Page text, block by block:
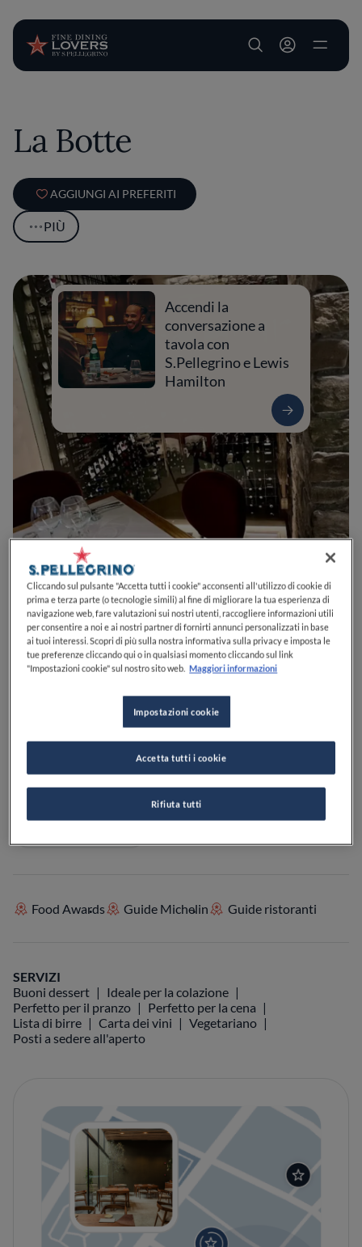
User account
La Botte
AGGIUNGI AI PREFERITI
PIÙ
0 0 0 0 0
Accendi la
conversazione a
tavola con
S.Pellegrino e Lewis
Hamilton
Via Giuseppe Garibaldi, 828838StresaVBItalia
VEDI SULLA MAPPA
Food Awards Guide Michelin Guide ristoranti
SERVIZI
Buoni dessert
Ideale per la colazione
Perfetto per il pranzo
Perfetto per la cena
Lista di birre
Carta dei vini
Vegetariano
Posti a sedere all'aperto
Cliccando sul pulsante "Accetta tutti i cookie" acconsenti all'utilizzo di cookie di
prima e terza parte (o tecnologie simili) al fine di migliorare la tua esperienza di
navigazione web, fare valutazioni sui nostri utenti, raccogliere informazioni utili
per consentire a noi e ai nostri partner di fornirti annunci personalizzati in base
ai tuoi interessi. Scopri di più sulla nostra informativa sulla privacy e imposta le
tue preferenze cliccando qui o in qualsiasi momento cliccando sul link
"Impostazioni cookie" sul nostro sito web. Maggiori informazioni
Impostazioni cookie
Rifiuta tutti
Accetta tutti i cookie